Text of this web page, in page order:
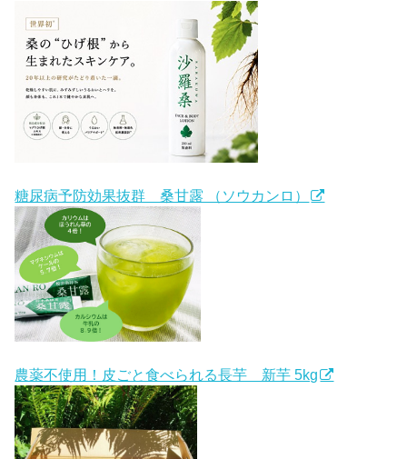
糖尿病予防効果抜群 桑甘露 （ソウカンロ）
農薬不使用！皮ごと食べられる長芋 新芋 5kg